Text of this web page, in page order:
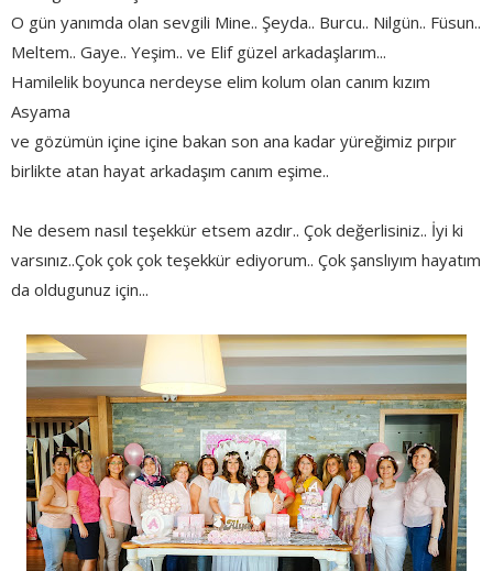
O gün yanımda olan sevgili Mine.. Şeyda.. Burcu.. Nilgün.. Füsun..
Meltem.. Gaye.. Yeşim.. ve Elif güzel arkadaşlarım...
Hamilelik boyunca nerdeyse elim kolum olan canım kızım
Asyama
ve gözümün içine içine bakan son ana kadar yüreğimiz pırpır
birlikte atan hayat arkadaşım canım eşime..
Ne desem nasıl teşekkür etsem azdır.. Çok değerlisiniz.. İyi ki
varsınız..Çok çok çok teşekkür ediyorum.. Çok şanslıyım hayatım
da oldugunuz için...